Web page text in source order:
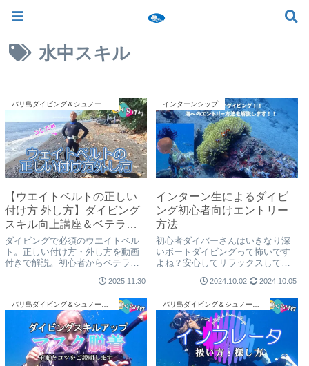
バリ島でいちばん優しい初心者専門 ≫
水中スキル
バリ島ダイビング＆シュノーケリング
【ウエイトベルトの正しい
付け方 外し方】ダイビング
スキル向上講座＆ベテラン
ダイバーさんでも意外と間
違えてるあるある
ダイビングで必須のウエイトベル
ト。正しい付け方・外し方を動画
付きで解説。初心者からベテラン
ルをバリ島くらげ村が紹介しま
2025.11.30
インターンシップ
インターン生によるダイビ
ング初心者向けエントリー
方法
初心者ダイバーさんはいきなり深
いボートダイビングって怖いです
よね？安心してリラックスしてエ
る方法を、インターンシップ生が
2024.10.02 2024.10.05